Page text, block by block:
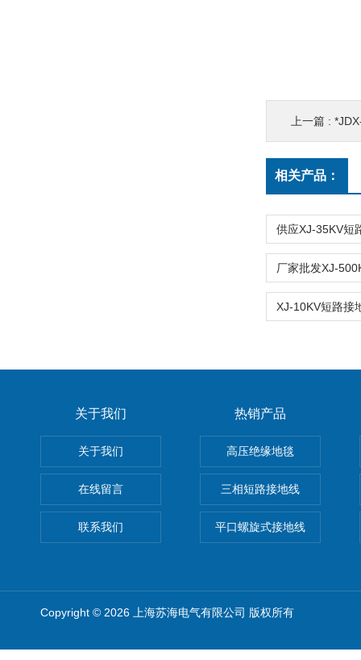
上一篇 :
相关产品：
关于我们
关于我们
在线留言
联系我们
热销产品
高压绝缘地毯
三相短路接地线
平口螺旋式接地线
Copyright © 2026 上海苏海电气有限公司 版权所有